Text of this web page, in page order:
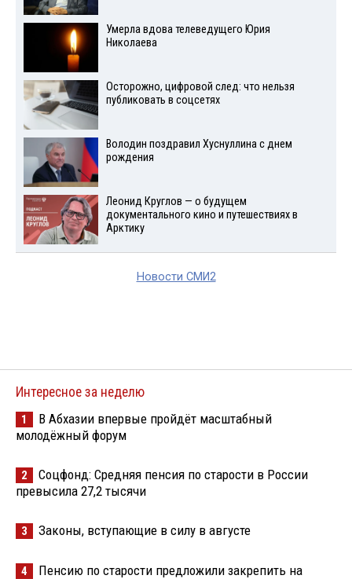
Умерла вдова телеведущего Юрия
Николаева
Осторожно, цифровой след: что нельзя
публиковать в соцсетях
Володин поздравил Хуснуллина с днем
рождения
Леонид Круглов — о будущем
документального кино и путешествиях в
Арктику
Новости СМИ2
Интересное за неделю
1
В Абхазии впервые пройдёт масштабный
молодёжный форум
2
Соцфонд: Средняя пенсия по старости в России
превысила 27,2 тысячи
3 Законы, вступающие в силу в августе
4
Пенсию по старости предложили закрепить на